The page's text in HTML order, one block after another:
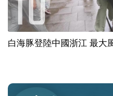
白海豚登陸